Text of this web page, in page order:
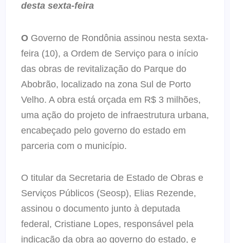
desta sexta-feira
O Governo de Rondônia assinou nesta sexta-
feira (10), a Ordem de Serviço para o início
das obras de revitalização do Parque do
Abobrão, localizado na zona Sul de Porto
Velho. A obra está orçada em R$ 3 milhões,
uma ação do projeto de infraestrutura urbana,
encabeçado pelo governo do estado em
parceria com o município.
O titular da Secretaria de Estado de Obras e
Serviços Públicos (Seosp), Elias Rezende,
assinou o documento junto à deputada
federal, Cristiane Lopes, responsável pela
indicação da obra ao governo do estado, e